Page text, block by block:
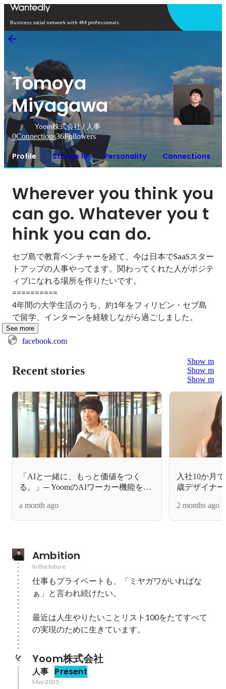
Business social network with 4M professionals
Tomoya
Miyagawa
Yoom株式会社 / 人事
0Connections36Followers
Profile Stories 19 Personality Connections
Wherever you think you
can go. Whatever you t
hink you can do.
セブ島で教育ベンチャーを経て、今は日本でSaaSスター
トアップの人事やってます。関わってくれた人がポジテ
ィブになれる場所を作りたいです。
==========
4年間の大学生活のうち、約1年をフィリピン・セブ島
で留学、インターンを経験しながら過ごしました。
See more
facebook.com
Recent stories
Show more
Show more
Show more
「AIと一緒に、もっと価値をつく
る。」─ YoomのAIワーカー機能を支
ュー】
a month ago
入社10か月
歳デザイナ
2 months ago
Ambition
In the future
仕事もプライベートも、「ミヤガワがいればな
ぁ」と言われ続けたい。
最近は人生やりたいことリスト100をたてすべて
の実現のために生きています。
Yoom株式会社
人事 Present
May 2025 -